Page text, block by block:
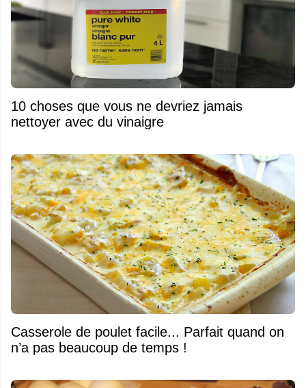
10 choses que vous ne devriez jamais
nettoyer avec du vinaigre
Casserole de poulet facile... Parfait quand on
n’a pas beaucoup de temps !